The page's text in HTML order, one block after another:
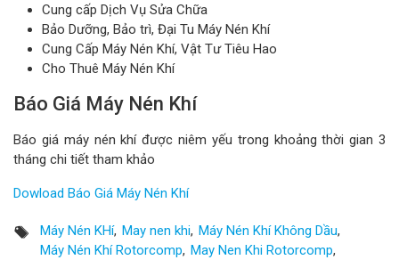
Cung cấp Dịch Vụ Sửa Chữa
Bảo Dưỡng, Bảo trì, Đại Tu Máy Nén Khí
Cung Cấp Máy Nén Khí, Vật Tư Tiêu Hao
Cho Thuê Máy Nén Khí
Báo Giá Máy Nén Khí
Báo giá máy nén khí được niêm yếu trong khoảng thời gian 3
tháng chi tiết tham khảo
Dowload Báo Giá Máy Nén Khí
Máy Nén KHí May nen khi Máy Nén Khí Không Dầu
Máy Nén Khí Rotorcomp May Nen Khi Rotorcomp